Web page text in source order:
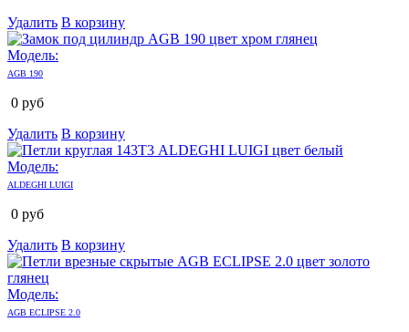
Удалить В корзину
Модель:
AGB 190
0 руб
Удалить В корзину
Модель:
ALDEGHI LUIGI
0 руб
Удалить В корзину
Модель:
AGB ECLIPSE 2.0